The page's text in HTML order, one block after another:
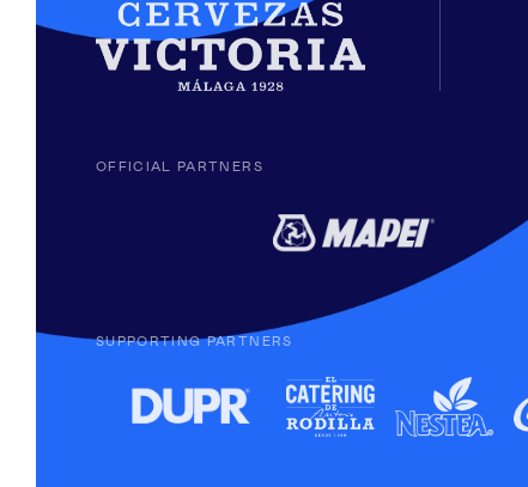
OFFICIAL PARTNERS
SUPPORTING PARTNERS